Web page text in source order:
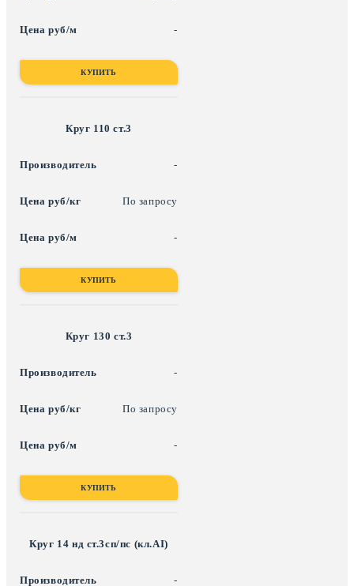
-
КУПИТЬ
Круг 110 ст.3
-
По запросу
-
КУПИТЬ
Круг 130 ст.3
-
По запросу
-
КУПИТЬ
Круг 14 нд ст.3сп/пс (кл.АI)
-